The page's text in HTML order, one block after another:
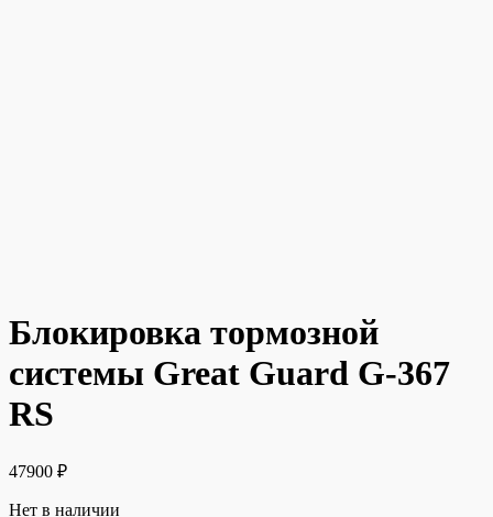
Блокировка тормозной
системы Great Guard G-367
RS
47900 ₽
Нет в наличии